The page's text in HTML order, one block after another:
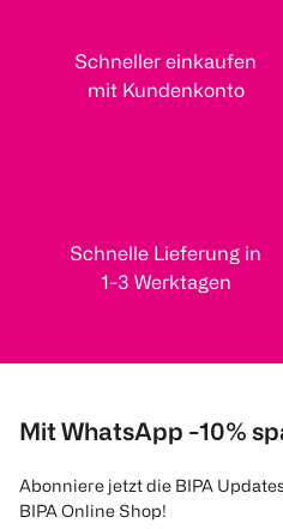
Schneller einkaufen
mit Kundenkonto
Schnelle Lieferung in
1-3 Werktagen
Mit WhatsApp -10%
Abonniere jetzt die BIPA
BIPA Online Shop!